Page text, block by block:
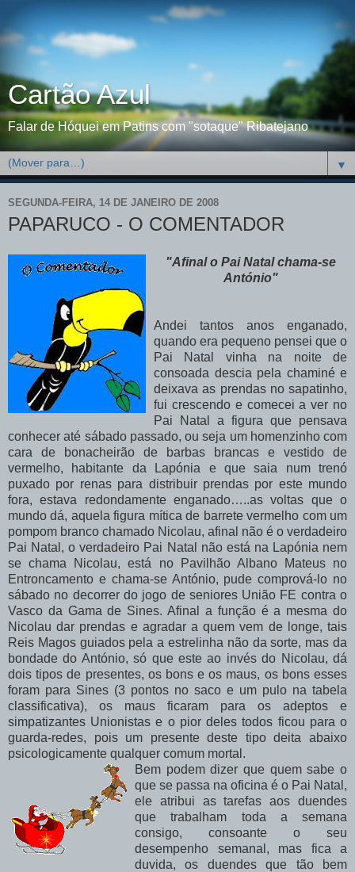
Cartão Azul
Falar de Hóquei em Patins com "sotaque" Ribatejano
▼
SEGUNDA-FEIRA, 14 DE JANEIRO DE 2008
PAPARUCO - O COMENTADOR
"Afinal o Pai Natal chama-se
António"
Andei tantos anos enganado,
quando era pequeno pensei que o
Pai Natal vinha na noite de
consoada descia pela chaminé e
deixava as prendas no sapatinho,
fui crescendo e comecei a ver no
Pai Natal a figura que pensava
conhecer até sábado passado, ou seja um homenzinho com
cara de bonacheirão de barbas brancas e vestido de
vermelho, habitante da Lapónia e que saia num trenó
puxado por renas para distribuir prendas por este mundo
fora, estava redondamente enganado…..as voltas que o
mundo dá, aquela figura mítica de barrete vermelho com um
pompom branco chamado Nicolau, afinal não é o verdadeiro
Pai Natal, o verdadeiro Pai Natal não está na Lapónia nem
se chama Nicolau, está no Pavilhão Albano Mateus no
Entroncamento e chama-se António, pude comprová-lo no
sábado no decorrer do jogo de seniores União FE contra o
Vasco da Gama de Sines. Afinal a função é a mesma do
Nicolau dar prendas e agradar a quem vem de longe, tais
Reis Magos guiados pela a estrelinha não da sorte, mas da
bondade do António, só que este ao invés do Nicolau, dá
dois tipos de presentes, os bons e os maus, os bons esses
foram para Sines (3 pontos no saco e um pulo na tabela
classificativa), os maus ficaram para os adeptos e
simpatizantes Unionistas e o pior deles todos ficou para o
guarda-redes, pois um presente deste tipo deita abaixo
psicologicamente qualquer comum mortal.
Bem podem dizer que quem sabe o
que se passa na oficina é o Pai Natal,
ele atribui as tarefas aos duendes
que trabalham toda a semana
consigo, consoante o seu
desempenho semanal, mas fica a
duvida, os duendes que tão bem